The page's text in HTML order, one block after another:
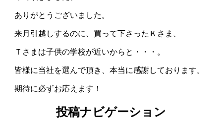
ありがとうございました。
来月引越しするのに、買って下さったＫさま、
Ｔさまは子供の学校が近いからと・・・。
皆様に当社を選んで頂き、本当に感謝しております。
期待に必ずお応えます！
投稿ナビゲーション